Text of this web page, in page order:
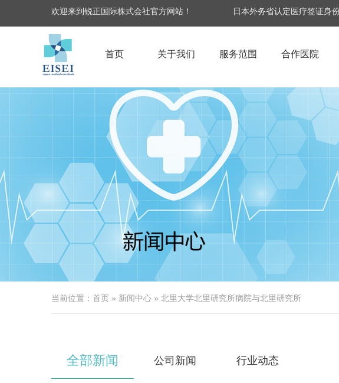
欢迎来到锐正国际株式会社官方网站！ 日本外务省认定医疗签证身
首页 关于我们 服务范围 合作医院
当前位置： 首页 » 新闻中心 » 北里大学北里研究所病院与北里研究所
全部新闻 公司新闻 行业动态